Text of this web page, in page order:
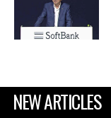
NEW ARTICLES